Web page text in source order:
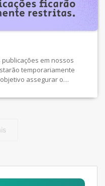
em nossos
temporariamente
assegurar o
todos.